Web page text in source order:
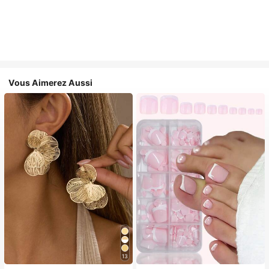
Vous Aimerez Aussi
13